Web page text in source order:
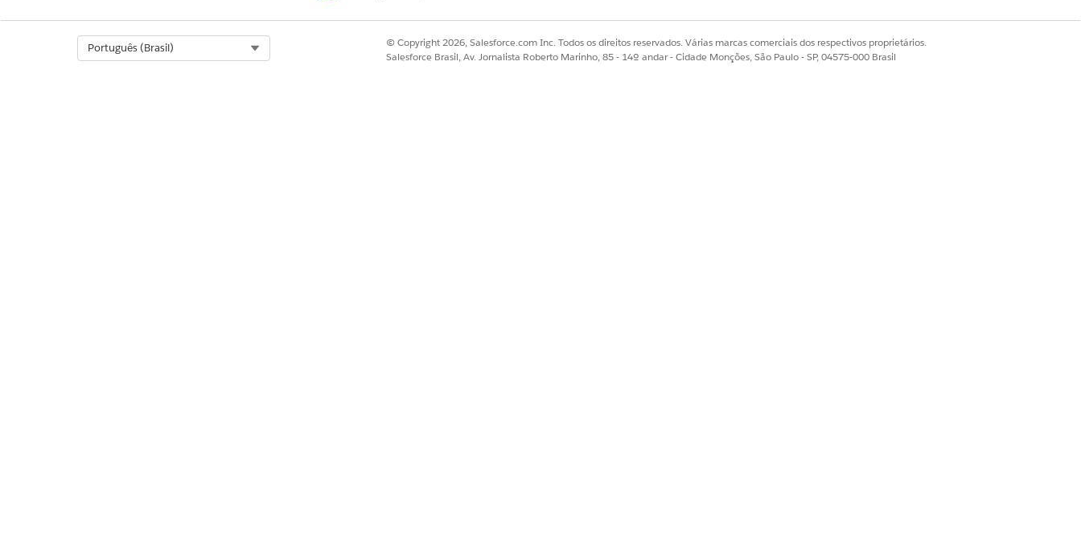
Essa configuração de segurança determina se os usuários em um site do Experience Cloud específico podem descobrir e visualizar os
perfis de outros membros que pertencem ao mesmo site.
Português (Brasil)
© Copyright 2026, Salesforce.com Inc. Todos os direitos reservados. Várias marcas comerciais dos respectivos proprietários.
Salesforce Brasil, Av. Jornalista Roberto Marinho, 85 - 14º andar - Cidade Monções, São Paulo - SP, 04575-000 Brasil